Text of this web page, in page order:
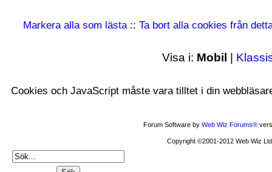
Markera alla som lästa :: Ta bort alla cookies från
Visa i: Mobil |
Cookies och JavaScript måste vara tilltet i din
Forum Software by Web Wiz Forums®
Copyright ©2001-2012 Web Wiz